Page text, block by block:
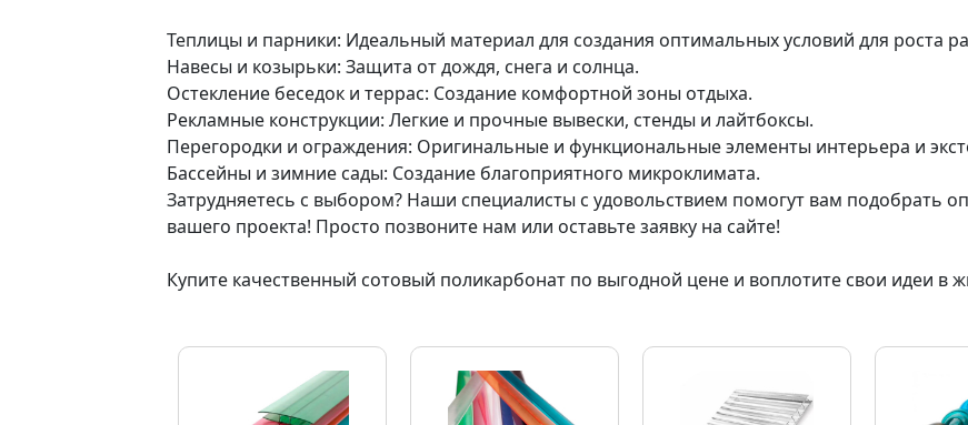
Теплицы и парники: Идеальный материал для создания оптимальных условий для роста
Навесы и козырьки: Защита от дождя, снега и солнца.
Остекление беседок и террас: Создание комфортной зоны отдыха.
Рекламные конструкции: Легкие и прочные вывески, стенды и лайтбоксы.
Перегородки и ограждения: Оригинальные и функциональные элементы интерьера и
Бассейны и зимние сады: Создание благоприятного микроклимата.
Затрудняетесь с выбором? Наши специалисты с удовольствием помогут вам подобрать
вашего проекта! Просто позвоните нам или оставьте заявку на сайте!
Купите качественный сотовый поликарбонат по выгодной цене и воплотите свои идеи в